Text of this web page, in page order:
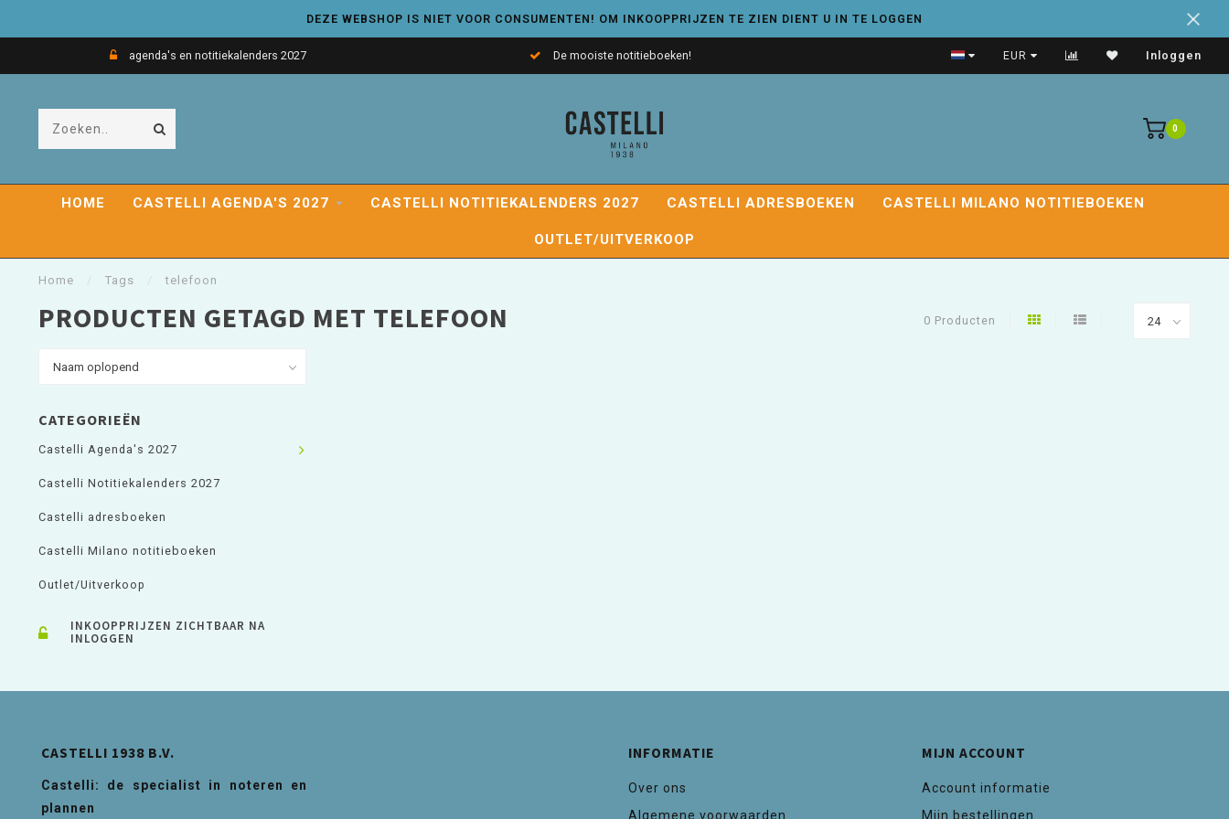
DEZE WEBSHOP IS NIET VOOR CONSUMENTEN! OM INKOOPPRIJZEN TE ZIEN DIENT U IN TE LOGGEN
agenda's en notitiekalenders 2027 De mooiste notitieboeken! Handige adresboeken
EUR Inloggen
0
HOME CASTELLI AGENDA'S 2027 CASTELLI NOTITIEKALENDERS 2027 CASTELLI ADRESBOEKEN CASTELLI MILANO NOTITIEBOEKEN
OUTLET/UITVERKOOP
Home Tags telefoon
PRODUCTEN GETAGD MET TELEFOON 0 Producten
CATEGORIEËN
Castelli Agenda's 2027
Castelli Notitiekalenders 2027
Castelli adresboeken
Castelli Milano notitieboeken
Outlet/Uitverkoop
INKOOPPRIJZEN ZICHTBAAR NA
INLOGGEN
CASTELLI 1938 B.V.
Castelli: de specialist in noteren en
plannen
INFORMATIE
Over ons
Algemene voorwaarden
MIJN ACCOUNT
Account informatie
Mijn bestellingen